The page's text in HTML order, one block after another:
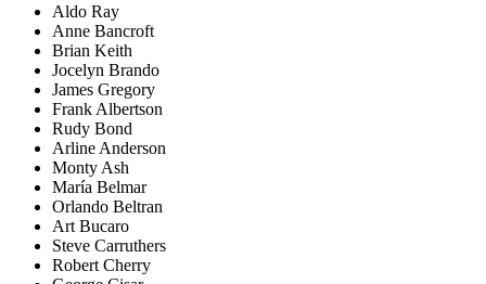
Aldo Ray
Anne Bancroft
Brian Keith
Jocelyn Brando
James Gregory
Frank Albertson
Rudy Bond
Arline Anderson
Monty Ash
María Belmar
Orlando Beltran
Art Bucaro
Steve Carruthers
Robert Cherry